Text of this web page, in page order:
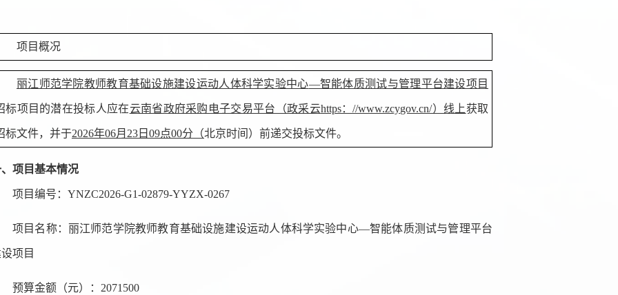
项目概况
丽江师范学院教师教育基础设施建设运动人体科学实验中心—智能体质测试与管理平台建设项目
标项目的潜在投标人应在云南省政府采购电子交易平台（政采云https：//www.zcygov.cn/）线上获取
标文件，并于2026年06月23日09点00分 （北京时间）前递交投标文件。
项目基本情况
项目编号： YNZC2026-G1-02879-YYZX-0267
项目名称： 丽江师范学院教师教育基础设施建设运动人体科学实验中心—智能体质测试与管理平台
项目
预算金额 （元） ： 2071500